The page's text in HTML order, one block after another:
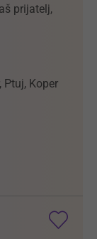
prijatelj,
Ptuj, Koper